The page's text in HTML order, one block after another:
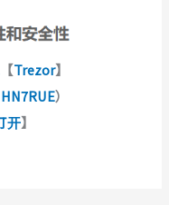
【Trezor】
）
开】